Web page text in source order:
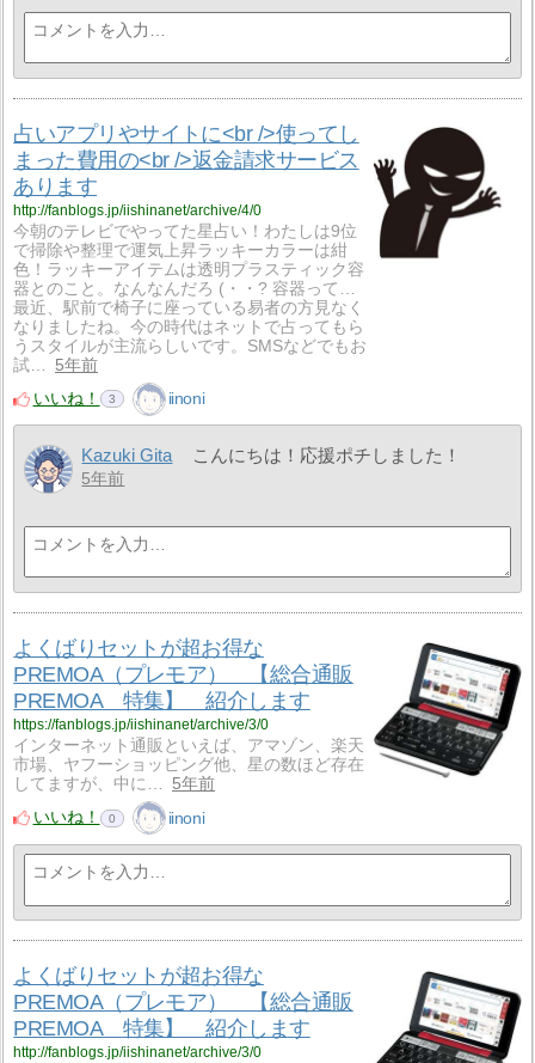
占いアプリやサイトに<br />使ってし
まった費用の<br />返金請求サービス
あります
http://fanblogs.jp/iishinanet/archive/4/0
今朝のテレビでやってた星占い！わたしは9位
で掃除や整理で運気上昇ラッキーカラーは紺
色！ラッキーアイテムは透明プラスティック容
器とのこと。なんなんだろ (・・? 容器って…
最近、駅前で椅子に座っている易者の方見なく
なりましたね。今の時代はネットで占ってもら
うスタイルが主流らしいです。SMSなどでもお
試…
5年前
いいね！
3 iinoni
Kazuki Gita こんにちは！応援ポチしました！
5年前
よくばりセットが超お得な
PREMOA（プレモア） 【総合通販
PREMOA 特集】 紹介します
https://fanblogs.jp/iishinanet/archive/3/0
インターネット通販といえば、アマゾン、楽天
市場、ヤフーショッピング他、星の数ほど存在
してますが、中に…
5年前
いいね！
0 iinoni
よくばりセットが超お得な
PREMOA（プレモア） 【総合通販
PREMOA 特集】 紹介します
http://fanblogs.jp/iishinanet/archive/3/0